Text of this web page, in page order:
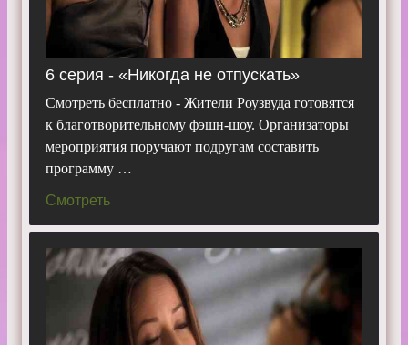
6 серия - «Никогда не отпускать»
Смотреть бесплатно - Жители Роузвуда готовятся
к благотворительному фэшн-шоу. Организаторы
мероприятия поручают подругам составить
программу …
Смотреть